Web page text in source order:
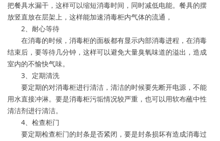
把餐具水漏干，这样可以缩短消毒时间，同时减低电能。餐具的摆
放竖直放在层架上，这样能加速消毒柜内气体的流通，
2、耐心等待
在消毒的时候，消毒柜的面板都有显示内部消毒进程，在消毒
结束后，要等待几分钟，这样可以避免大量臭氧味道的溢出，造成
室内的不愉快气味。
3、定期清洗
要定期的对消毒柜进行清洁，清洁的时候要先断开电源，不能
用水直接冲淋。要是消毒柜污垢情况较严重，也可以用软布蘸中性
清洁剂进行清洁。
4、检查柜门
要定期检查柜门的封条是否紧闭，要是封条损坏有造成消毒过